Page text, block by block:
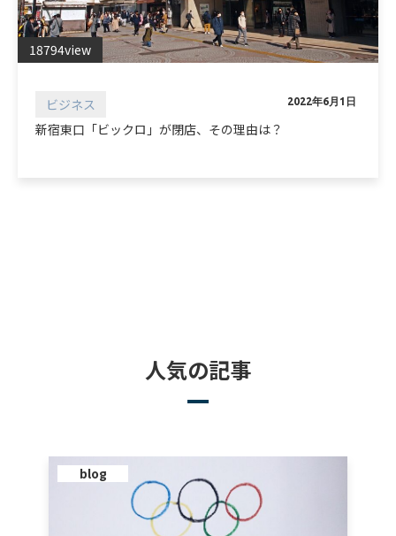
18794view
ビジネス 2022年6月1日
新宿東口「ビックロ」が閉店、その理由は？
人気の記事
blog